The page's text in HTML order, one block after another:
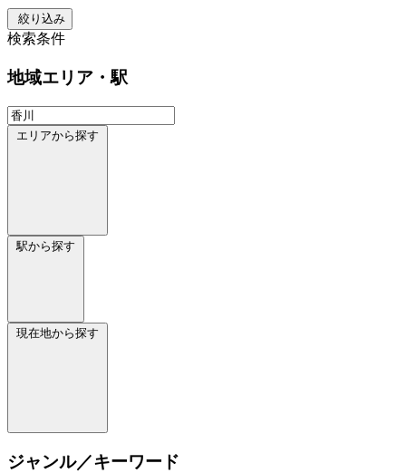
絞り込み
検索条件
地域エリア・駅
エリアから探す
駅から探す
現在地から探す
ジャンル／キーワード